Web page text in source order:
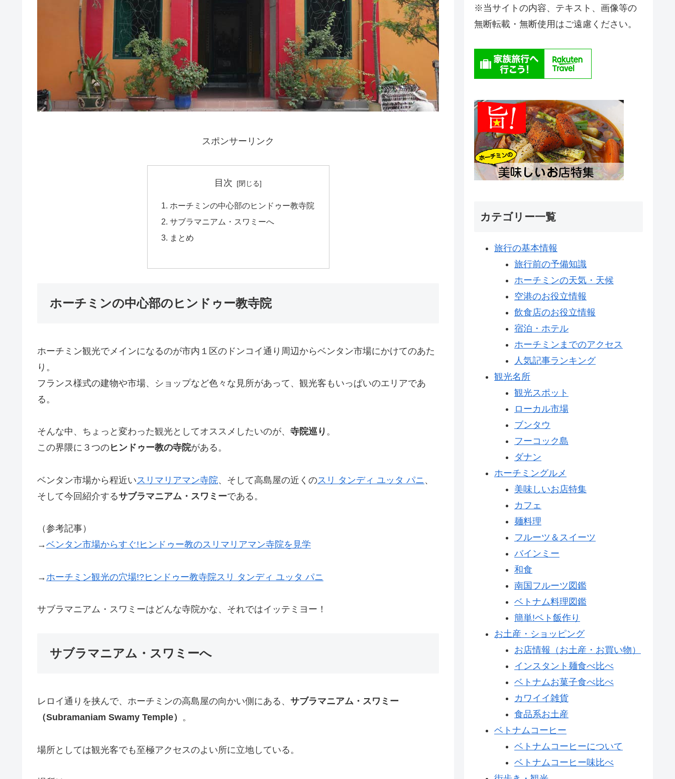
スポンサーリンク
目次
ホーチミンの中心部のヒンドゥー教寺院
サブラマニアム・スワミーへ
まとめ
ホーチミンの中心部のヒンドゥー教寺院
ホーチミン観光でメインになるのが市内１区のドンコイ通り周辺からベンタン市場にかけてのあた
り。
フランス様式の建物や市場、ショップなど色々な見所があって、観光客もいっぱいのエリアであ
る。
そんな中、ちょっと変わった観光としてオススメしたいのが、 寺院巡り 。
この界隈に３つのヒンドゥー教の寺院がある。
ベンタン市場から程近い スリマリアマン寺院、そして高島屋の近くのスリ タンディ ユッタ パニ 、
そして今回紹介するサブラマニアム・スワミーである。
（参考記事）
→ベンタン市場からすぐ!ヒンドゥー教のスリマリアマン寺院を見学
→ ホーチミン観光の穴場!?ヒンドゥー教寺院スリ タンディ ユッタ パニ
サブラマニアム・スワミーはどんな寺院かな、それではイッテミヨー！
サブラマニアム・スワミーへ
レロイ通りを挟んで、ホーチミンの高島屋の向かい側にある、 サブラマニアム・スワミー
（Subramaniam Swamy Temple） 。
場所としては観光客でも至極アクセスのよい所に立地している。
※当サイトの内容、テキスト、画像等の
無断転載・無断使用はご遠慮ください。
カテゴリー一覧
旅行の基本情報
旅行前の予備知識
ホーチミンの天気・天候
空港のお役立情報
飲食店のお役立情報
宿泊・ホテル
ホーチミンまでのアクセス
人気記事ランキング
観光名所
観光スポット
ローカル市場
ブンタウ
フーコック島
ダナン
ホーチミングルメ
美味しいお店特集
カフェ
麺料理
フルーツ＆スイーツ
バインミー
和食
南国フルーツ図鑑
ベトナム料理図鑑
簡単!ベト飯作り
お土産・ショッピング
お店情報（お土産・お買い物）
インスタント麺食べ比べ
ベトナムお菓子食べ比べ
カワイイ雑貨
食品系お土産
ベトナムコーヒー
ベトナムコーヒーについて
ベトナムコーヒー味比べ